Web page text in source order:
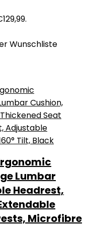
Wunschliste
Lumbar
Headrest,
Microfibre